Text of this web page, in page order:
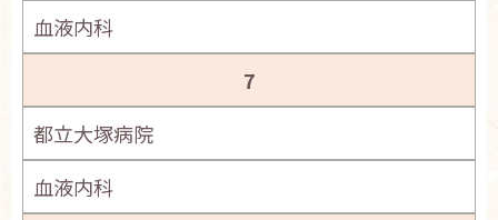
血液内科
7
都立大塚病院
血液内科